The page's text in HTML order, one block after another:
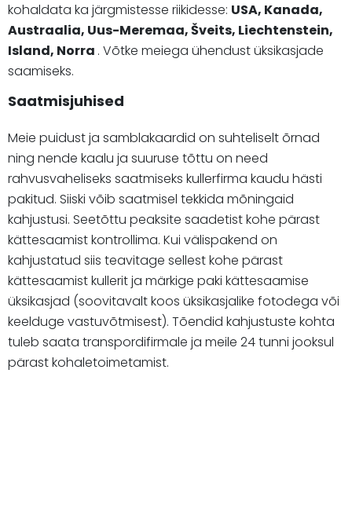
kohaldata ka järgmistesse riikidesse: USA, Kanada,
Austraalia, Uus-Meremaa, Šveits, Liechtenstein,
Island, Norra . Võtke meiega ühendust üksikasjade
saamiseks.
Saatmisjuhised
Meie puidust ja samblakaardid on suhteliselt õrnad
ning nende kaalu ja suuruse tõttu on need
rahvusvaheliseks saatmiseks kullerfirma kaudu hästi
pakitud. Siiski võib saatmisel tekkida mõningaid
kahjustusi. Seetõttu peaksite saadetist kohe pärast
kättesaamist kontrollima. Kui välispakend on
kahjustatud siis teavitage sellest kohe pärast
kättesaamist kullerit ja märkige paki kättesaamise
üksikasjad (soovitavalt koos üksikasjalike fotodega või
keelduge vastuvõtmisest). Tõendid kahjustuste kohta
tuleb saata transpordifirmale ja meile 24 tunni jooksul
pärast kohaletoimetamist.